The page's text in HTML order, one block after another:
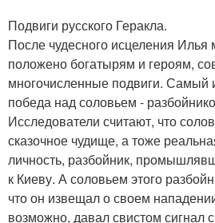
Подвиги русского Геракла.
После чудесного исцеления Илья
положено богатырям и героям,
многочисленные подвиги. Самый
победа над соловьем -
Исследователи считают, что
сказочное чудище, а тоже
личность, разбойник,
к Киеву. А соловьем этого
что он извещал о своем
возможно, давал свистом сигнал